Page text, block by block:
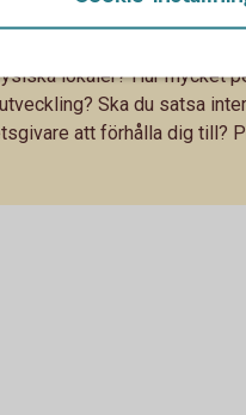
lokaler? Hur mycket
Ska du satsa
att förhålla dig till?